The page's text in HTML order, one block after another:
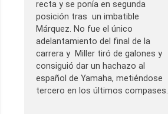
recta y se ponía en segunda
posición tras un imbatible
Márquez. No fue el único
adelantamiento del final de la
carrera y Miller tiró de galones y
consiguió dar un hachazo al
español de Yamaha, metiéndose
tercero en los últimos compases.